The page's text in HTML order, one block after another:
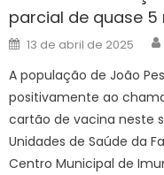
parcial de quase
Posted
on
13 de abril de 2025
A população de João
positivamente ao
cartão de vacina neste
Unidades de Saúde da
Centro Municipal de